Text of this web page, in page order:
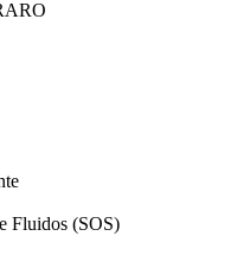
Fluidos (SOS)